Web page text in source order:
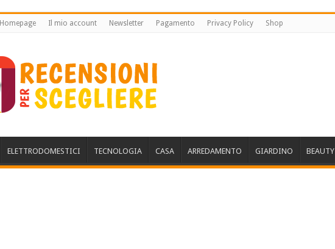
Homepage Il mio account Newsletter Pagamento Privacy Policy Shop
ELETTRODOMESTICI TECNOLOGIA CASA ARREDAMENTO GIARDINO BEAUTY